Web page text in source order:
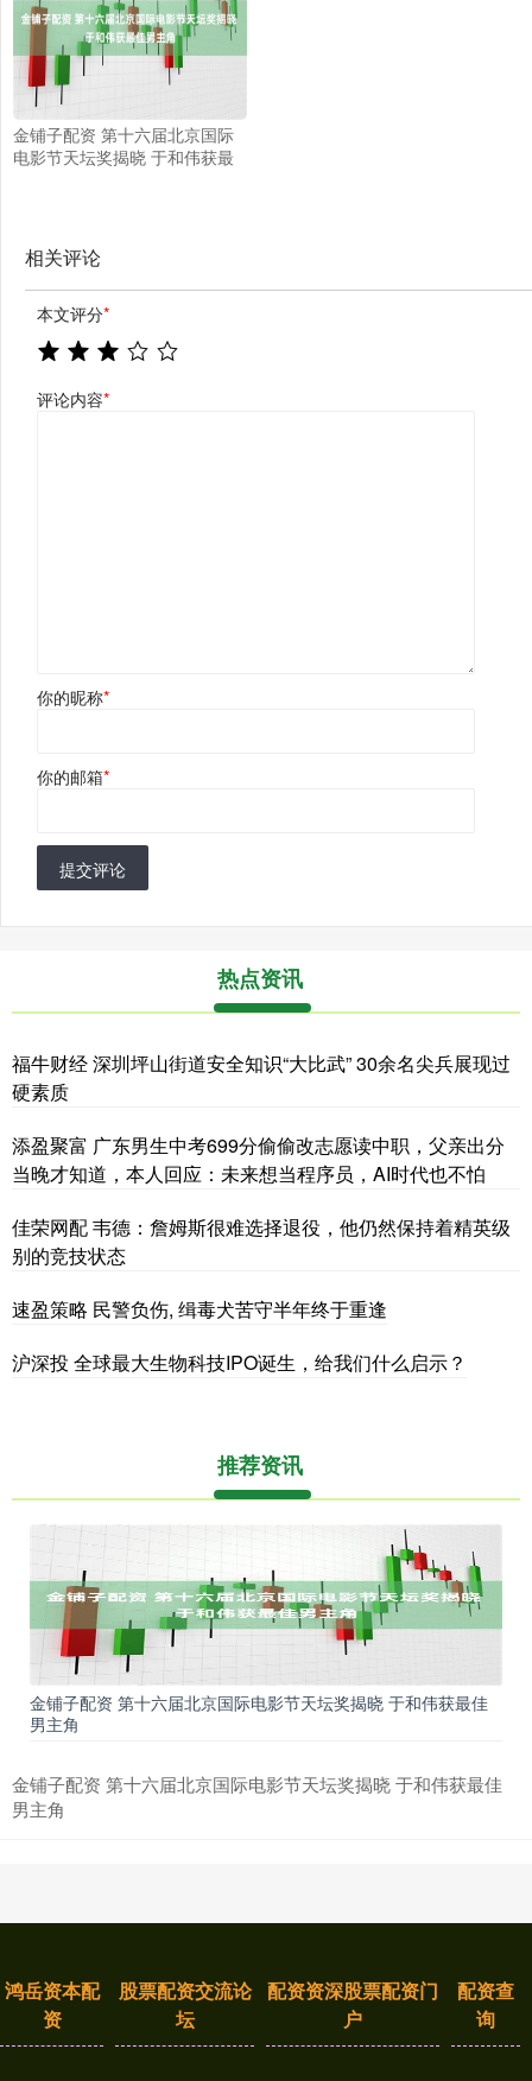
金铺子配资 第十六届北京国际
电影节天坛奖揭晓 于和伟获最
相关评论
本文评分*
评论内容*
你的昵称*
你的邮箱*
提交评论
热点资讯
福牛财经 深圳坪山街道安全知识“大比武” 30余名尖兵展现过
硬素质
添盈聚富 广东男生中考699分偷偷改志愿读中职，父亲出分
当晚才知道，本人回应：未来想当程序员，AI时代也不怕
佳荣网配 韦德：詹姆斯很难选择退役，他仍然保持着精英级
别的竞技状态
速盈策略 民警负伤, 缉毒犬苦守半年终于重逢
沪深投 全球最大生物科技IPO诞生，给我们什么启示？
推荐资讯
金铺子配资 第十六届北京国际电影节天坛奖揭晓 于和伟获最佳
男主角
金铺子配资 第十六届北京国际电影节天坛奖揭晓 于和伟获最佳
男主角
鸿岳资本配
资
股票配资交流论
坛
配资资深股票配资门
户
配资查
询